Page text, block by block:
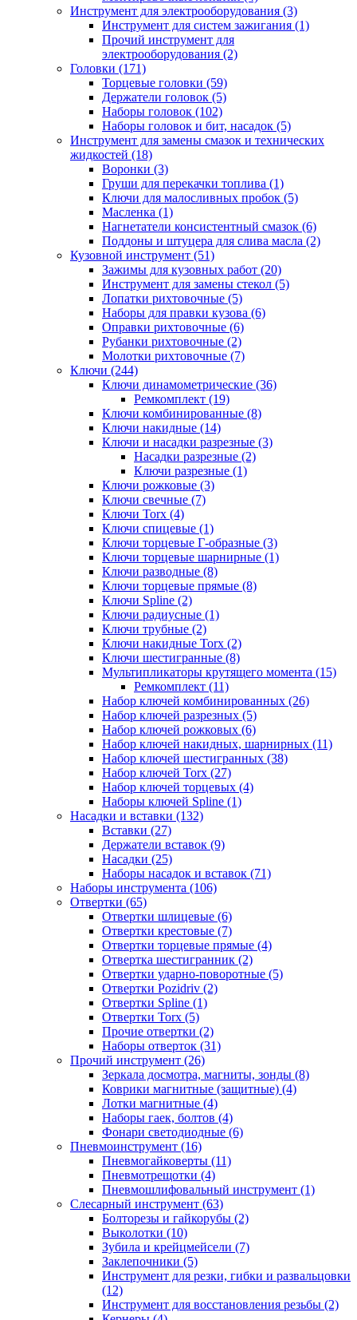
Инструмент для электрооборудования (3)
Инструмент для систем зажигания (1)
Прочий инструмент для
электрооборудования (2)
Головки (171)
Торцевые головки (59)
Держатели головок (5)
Наборы головок (102)
Наборы головок и бит, насадок (5)
Инструмент для замены смазок и технических
жидкостей (18)
Воронки (3)
Груши для перекачки топлива (1)
Ключи для малосливных пробок (5)
Масленка (1)
Нагнетатели консистентный смазок (6)
Поддоны и штуцера для слива масла (2)
Кузовной инструмент (51)
Зажимы для кузовных работ (20)
Инструмент для замены стекол (5)
Лопатки рихтовочные (5)
Наборы для правки кузова (6)
Оправки рихтовочные (6)
Рубанки рихтовочные (2)
Молотки рихтовочные (7)
Ключи (244)
Ключи динамометрические (36)
Ремкомплект (19)
Ключи комбинированные (8)
Ключи накидные (14)
Ключи и насадки разрезные (3)
Насадки разрезные (2)
Ключи разрезные (1)
Ключи рожковые (3)
Ключи свечные (7)
Ключи Torx (4)
Ключи спицевые (1)
Ключи торцевые Г-образные (3)
Ключи торцевые шарнирные (1)
Ключи разводные (8)
Ключи торцевые прямые (8)
Ключи Spline (2)
Ключи радиусные (1)
Ключи трубные (2)
Ключи накидные Torx (2)
Ключи шестигранные (8)
Мультипликаторы крутящего момента (15)
Ремкомплект (11)
Набор ключей комбинированных (26)
Набор ключей разрезных (5)
Набор ключей рожковых (6)
Набор ключей накидных, шарнирных (11)
Набор ключей шестигранных (38)
Набор ключей Torx (27)
Набор ключей торцевых (4)
Наборы ключей Spline (1)
Насадки и вставки (132)
Вставки (27)
Держатели вставок (9)
Насадки (25)
Наборы насадок и вставок (71)
Наборы инструмента (106)
Отвертки (65)
Отвертки шлицевые (6)
Отвертки крестовые (7)
Отвертки торцевые прямые (4)
Отвертка шестигранник (2)
Отвертки ударно-поворотные (5)
Отвертки Pozidriv (2)
Отвертки Spline (1)
Отвертки Torx (5)
Прочие отвертки (2)
Наборы отверток (31)
Прочий инструмент (26)
Зеркала досмотра, магниты, зонды (8)
Коврики магнитные (защитные) (4)
Лотки магнитные (4)
Наборы гаек, болтов (4)
Фонари светодиодные (6)
Пневмоинструмент (16)
Пневмогайковерты (11)
Пневмотрещотки (4)
Пневмошлифовальный инструмент (1)
Слесарный инструмент (63)
Болторезы и гайкорубы (2)
Выколотки (10)
Зубила и крейцмейсели (7)
Заклепочники (5)
Инструмент для резки, гибки и развальцовки
(12)
Инструмент для восстановления резьбы (2)